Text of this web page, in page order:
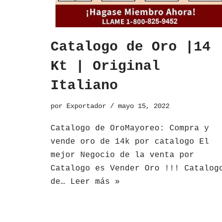
Catalogo de Oro |14
Kt | Original
Italiano
por Exportador mayo 15, 2022
​Catalogo de OroMayoreo: Compra y
vende oro de 14k por catalogo El
mejor Negocio de la venta por
Catalogo es Vender Oro !!!
de… Leer más »